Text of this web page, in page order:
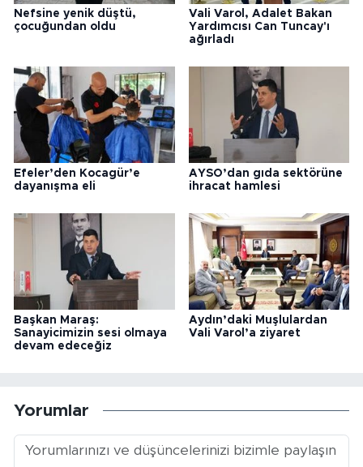
Nefsine yenik düştü,
çocuğundan oldu
Vali Varol, Adalet Bakan
Yardımcısı Can Tuncay'ı
ağırladı
Efeler’den Kocagür’e
dayanışma eli
AYSO’dan gıda sektörüne
ihracat hamlesi
Başkan Maraş:
Sanayicimizin sesi olmaya
devam edeceğiz
Aydın’daki Muşlulardan
Vali Varol’a ziyaret
Yorumlar